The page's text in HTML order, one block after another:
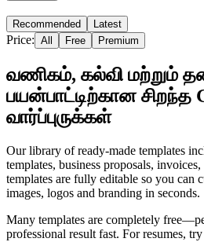
Recommended Latest
Price: All Free Premium
வணிகம், கல்வி மற்றும்
பயன்பாட்டிற்கான சிறந்த
வார்ப்புருக்கள்
Our library of ready‑made templates
templates, business proposals,
templates are fully editable so you can
images, logos and branding in seconds.
Many templates are completely
professional result fast. For resumes,